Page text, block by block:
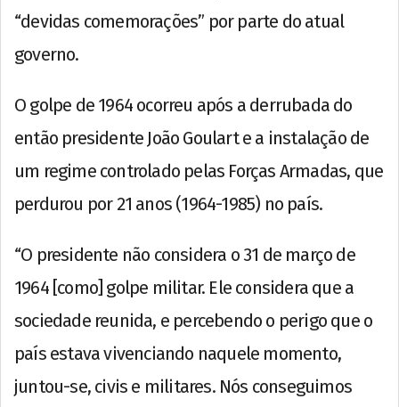
“devidas comemorações” por parte do atual
governo.
O golpe de 1964 ocorreu após a derrubada do
então presidente João Goulart e a instalação de
um regime controlado pelas Forças Armadas, que
perdurou por 21 anos (1964-1985) no país.
“O presidente não considera o 31 de março de
1964 [como] golpe militar. Ele considera que a
sociedade reunida, e percebendo o perigo que o
país estava vivenciando naquele momento,
juntou-se, civis e militares. Nós conseguimos